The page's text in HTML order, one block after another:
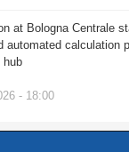
at Bologna Centrale
automated calculation
hub
- 18:00